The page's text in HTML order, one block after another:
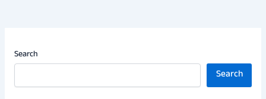
Search
Search